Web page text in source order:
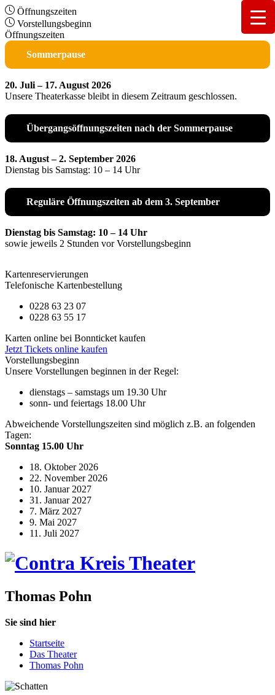
Öffnungszeiten
Vorstellungsbeginn
Öffnungszeiten
Sommerpause
20. Juli – 17. August 2026
Unsere Theaterkasse bleibt in diesem Zeitraum geschlossen.
Übergangsöffnungszeiten nach der Sommerpause
18. August – 2. September 2026
Dienstag bis Samstag: 10 – 14 Uhr
Reguläre Öffnungszeiten ab dem 3. September
Dienstag bis Samstag: 10 – 14 Uhr
sowie jeweils 2 Stunden vor Vorstellungsbeginn
Kartenreservierungen
Telefonische Kartenbestellung
0228 63 23 07
0228 63 55 17
Karten online bei Bonnticket kaufen
Jetzt Tickets online kaufen
Vorstellungsbeginn
Unsere Vorstellungen beginnen in der Regel:
dienstags – samstags um 19.30 Uhr
sonn- und feiertags 18.00 Uhr
Abweichende Vorstellungszeiten sind möglich z.B. an folgenden
Tagen:
Sonntag 15.00 Uhr
18. Oktober 2026
22. November 2026
10. Januar 2027
31. Januar 2027
7. März 2027
9. Mai 2027
11. Juli 2027
Thomas Pohn
Sie sind hier
Startseite
Das Theater
Thomas Pohn